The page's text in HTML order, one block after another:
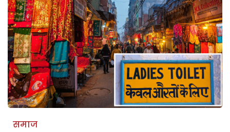
समाज